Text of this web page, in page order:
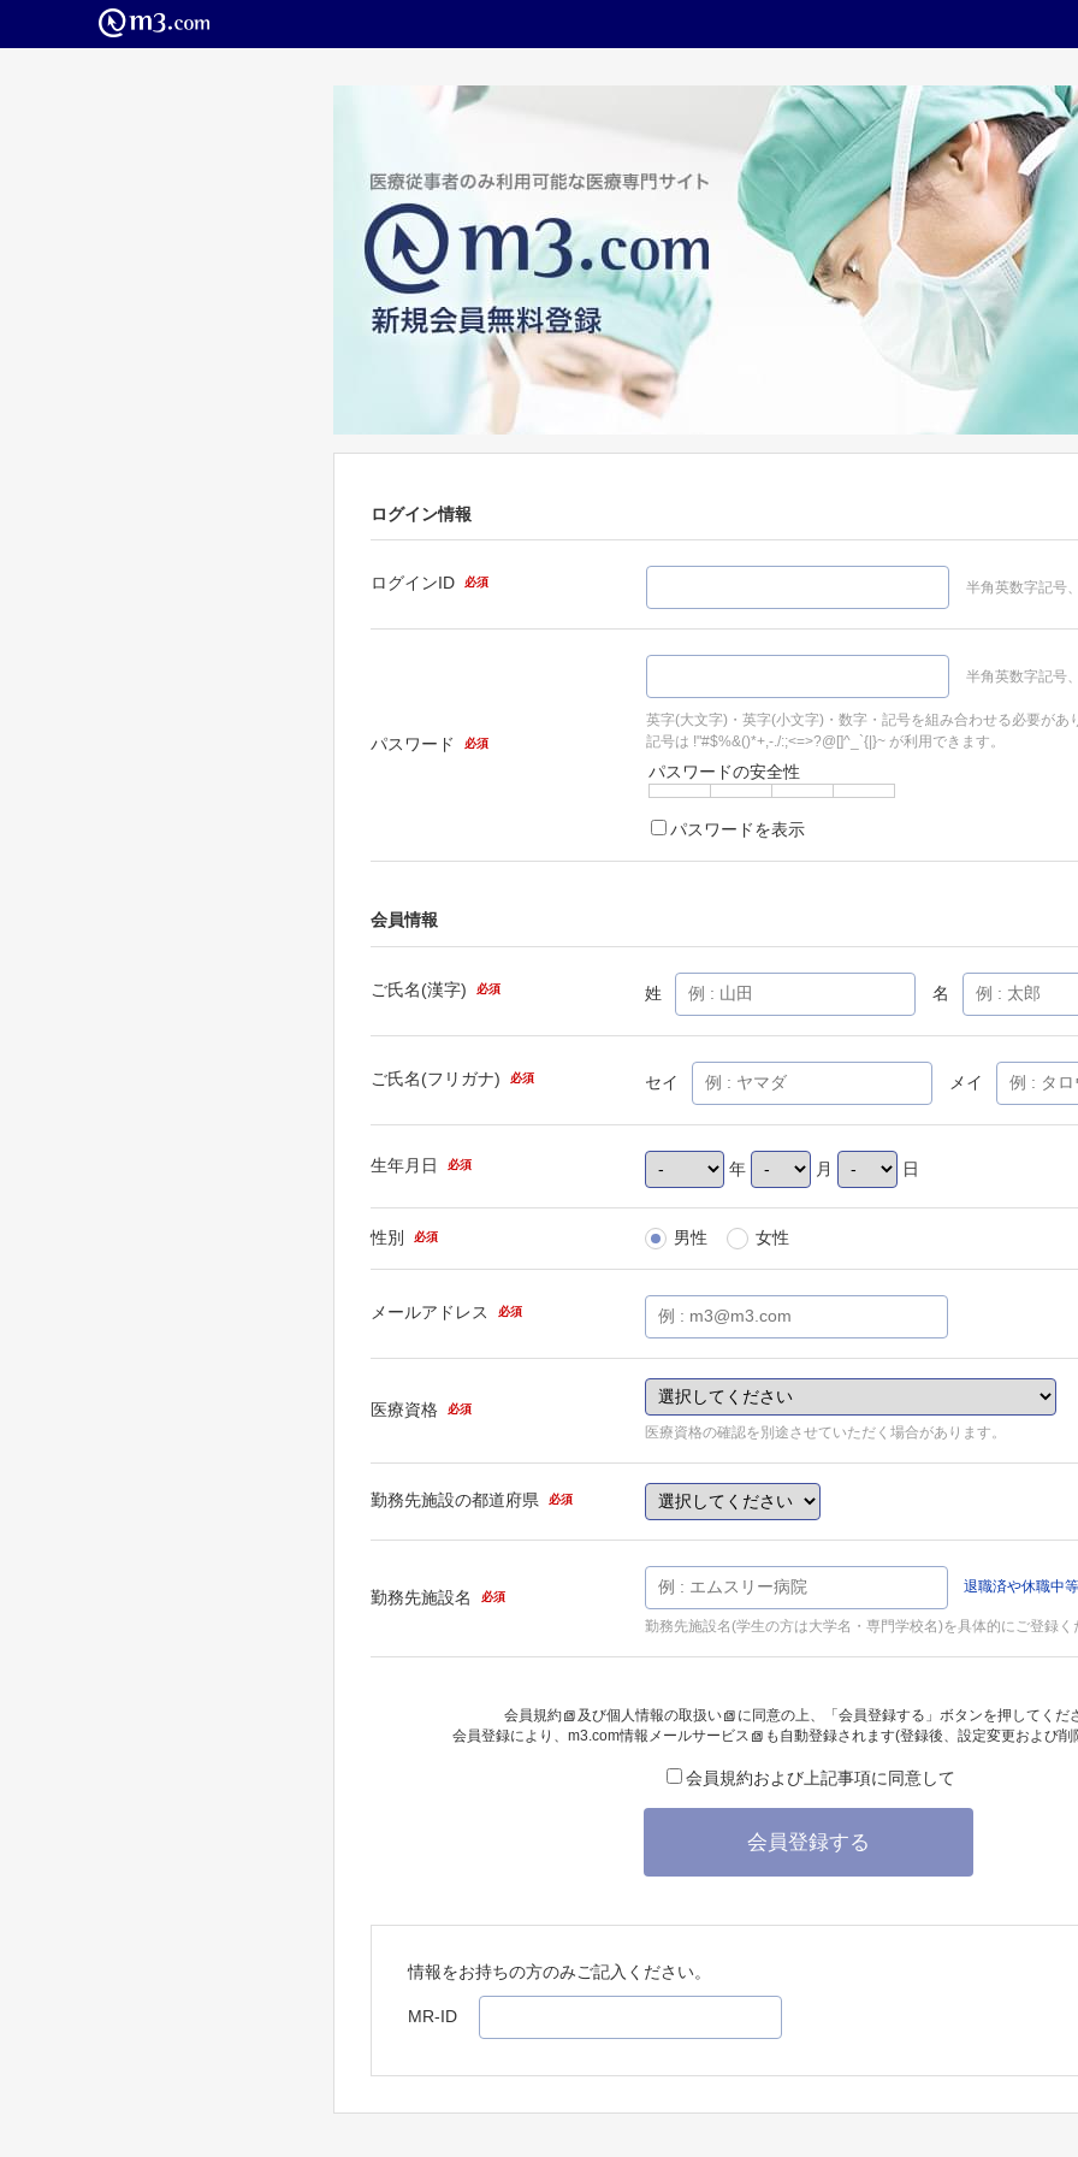
ログイン情報
ログインID 必須 半角英数字記号
パスワード 必須
半角英数字記号
英字(大文字)・英字(小文字)・数字・記号を組み合わせる必要があ
記号は !"#$%&()*+,-./:;<=>?@[]^_`{|}~ が利用できます。
パスワードの安全性
パスワードを表示
会員情報
ご氏名(漢字) 必須 姓 名
ご氏名(フリガナ) 必須 セイ メイ
生年月日 必須 年 月 日
性別 必須 男性 女性
メールアドレス 必須
医療資格 必須
医療資格の確認を別途させていただく場合があります。
勤務先施設の都道府県 必須
勤務先施設名 必須
退職済や休職中
勤務先施設名(学生の方は大学名・専門学校名)を具体的にご登録く
会員規約 及び個人情報の取扱い
に同意の上、「会員登録する」ボタンを押してくだ
会員登録により、 m3.com情報メールサービス も自動登録されます(登録後、設定変更および
会員規約および上記事項に同意して
会員登録する
情報をお持ちの方のみご記入ください。
MR-ID